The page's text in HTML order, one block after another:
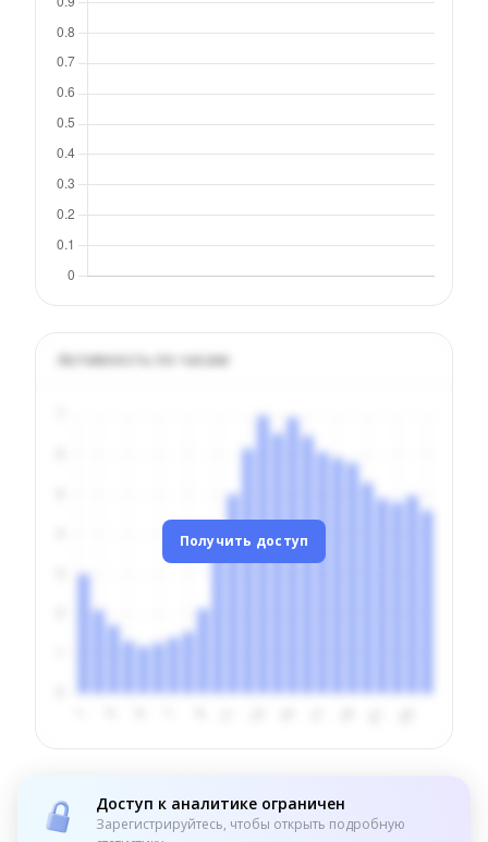
Активность по часам
Получить доступ
Доступ к аналитике ограничен
Зарегистрируйтесь, чтобы открыть подробную